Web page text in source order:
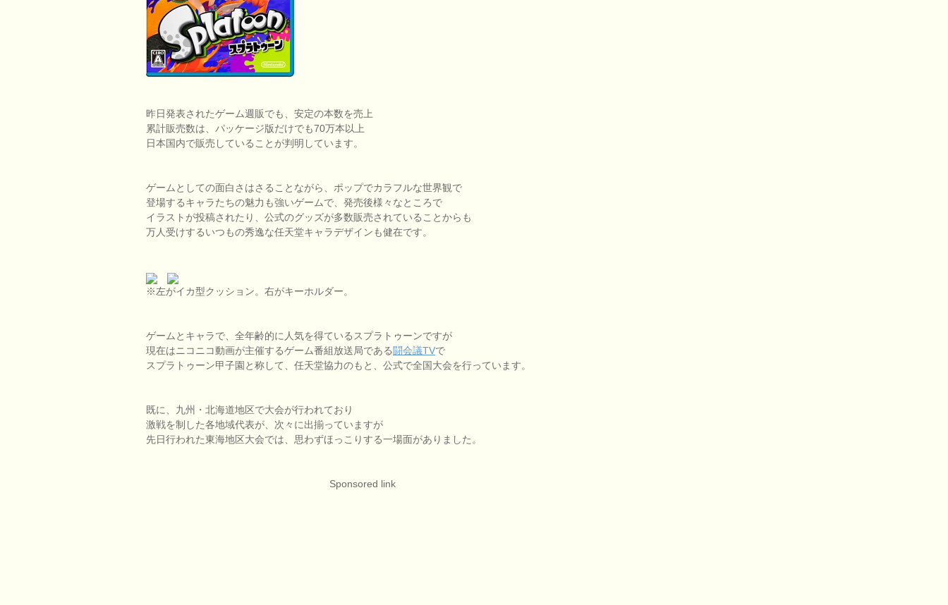
昨日発表されたゲーム週販でも、安定の本数を売上
累計販売数は、パッケージ版だけでも70万本以上
日本国内で販売していることが判明しています。
ゲームとしての面白さはさることながら、ポップでカラフルな世界観で
登場するキャラたちの魅力も強いゲームで、発売後様々なところで
イラストが投稿されたり、公式のグッズが多数販売されていることからも
万人受けするいつもの秀逸な任天堂キャラデザインも健在です。
※左がイカ型クッション。右がキーホルダー。
ゲームとキャラで、全年齢的に人気を得ているスプラトゥーンですが
現在はニコニコ動画が主催するゲーム番組放送局である闘会議TVで
スプラトゥーン甲子園と称して、任天堂協力のもと、公式で全国大会を行っています。
既に、九州・北海道地区で大会が行われており
激戦を制した各地域代表が、次々に出揃っていますが
先日行われた東海地区大会では、思わずほっこりする一場面がありました。
Sponsored link